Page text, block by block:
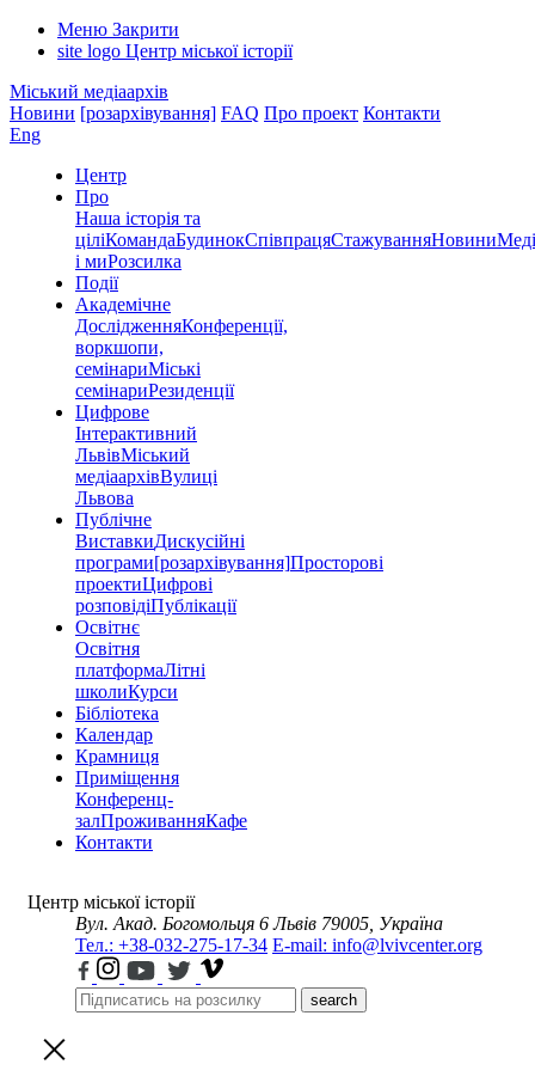
Меню Закрити
site logo Центр міської історії
Міський медіаархів
Новини [розархівування] FAQ Про проект Контакти
Eng
Центр
Про
Наша історія та
ціліКомандаБудинокСпівпрацяСтажуванняНовини
і миРозсилка
Події
Академічне
ДослідженняКонференції,
воркшопи,
семінариМіські
семінариРезиденції
Цифрове
Інтерактивний
ЛьвівМіський
медіаархівВулиці
Львова
Публічне
ВиставкиДискусійні
програми[розархівування]Просторові
проектиЦифрові
розповідіПублікації
Освітнє
Освітня
платформаЛітні
школиКурси
Бібліотека
Календар
Крамниця
Приміщення
Конференц-
залПроживанняКафе
Контакти
Центр міської історії
Вул. Акад. Богомольця 6 Львів 79005, Україна
Тел.: +38-032-275-17-34 E-mail: info@lvivcenter.org
search